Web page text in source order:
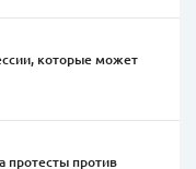
которые может
протесты против